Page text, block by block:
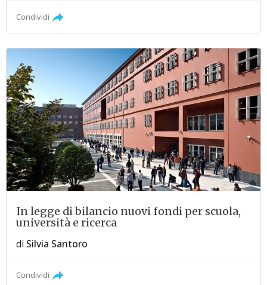
Condividi
In legge di bilancio nuovi fondi per scuola,
università e ricerca
di Silvia Santoro
Condividi